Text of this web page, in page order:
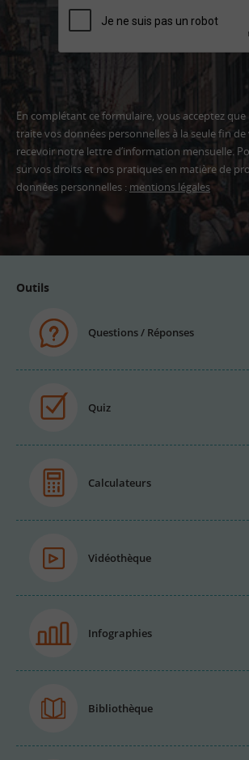
En complétant ce formulaire, vous acceptez que
traite vos données personnelles à la seule fin
recevoir notre lettre d’information mensuelle.
sur vos droits et nos pratiques en matière de
données personnelles : mentions légales
Outils
Questions / Réponses
Quiz
Calculateurs
Vidéothèque
Infographies
Bibliothèque